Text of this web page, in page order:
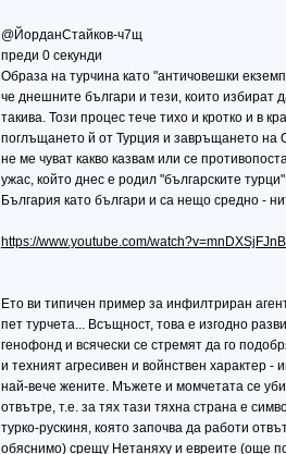
@ЙорданСтайков-ч7щ
преди 0 секунди
Образа на турчина като "античовешки
че днешните българи и тези, които избират
такива. Този процес тече тихо и кротко и в
поглъщането й от Турция и завръщането на
не ме чуват какво казвам или се
ужас, който днес е родил "българските
България като българи и са нещо средно -
https://www.youtube.com/
Ето ви типичен пример за инфилтриран
пет турчета... Всъщност, това е изгодно
генофонд и всячески се стремят да го
и техният агресивен и войнствен характер
най-вече жените. Мъжете и момчетата се
отвътре, т.е. за тях тази тяхна страна е
турко-рускиня, която започва да работи
обяснимо) срещу Нетаняху и евреите (още